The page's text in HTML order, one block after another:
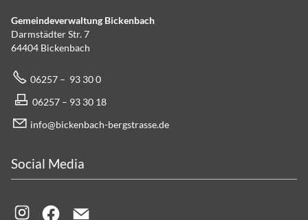
Gemeindeverwaltung Bickenbach
Darmstädter Str. 7
64404 Bickenbach
06257 – 93 30 0
06257 – 93 30 18
info@bickenbach-bergstrasse.de
Social Media